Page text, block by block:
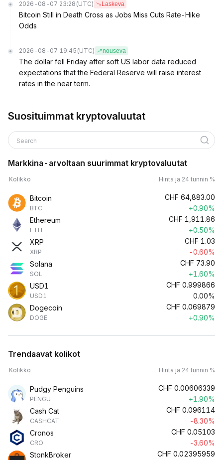
2026-08-07 23:28 (UTC) Laskeva
Bitcoin Still in Death Cross as Jobs Miss Cuts Rate-Hike
Odds
2026-08-07 19:45 (UTC) nouseva
The dollar fell Friday after soft US labor data reduced
expectations that the Federal Reserve will raise interest
rates in the near term.
Suosituimmat kryptovaluutat
Search
Markkina-arvoltaan suurimmat kryptovaluutat
Kolikko Hinta ja 24 tunnin %
Bitcoin
BTC
CHF 64,883.00
+0.90%
Ethereum
ETH
CHF 1,911.86
+0.50%
XRP
XRP
CHF 1.03
-0.60%
Solana
SOL
CHF 73.90
+1.60%
USD1
USD1
CHF 0.999866
0.00%
Dogecoin
DOGE
CHF 0.069879
+0.90%
Trendaavat kolikot
Kolikko Hinta ja 24 tunnin %
Pudgy Penguins
PENGU
CHF 0.00606339
+1.90%
Cash Cat
CASHCAT
CHF 0.096114
-8.30%
Cronos
CRO
CHF 0.05103
-3.60%
StonkBroker
CHF 0.02395959